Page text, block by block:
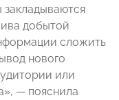
добытой
сложить
нового
или
— пояснила